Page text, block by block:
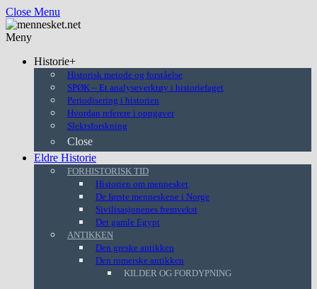
Close Menu
Meny
Historie+
Historisk metode og forståelse
SPØK – Et analyseverktøy i historiefaget
Periodisering i historien
Hvordan referere i oppgaver
Slektsforskning
Close
Eldre Historie
FORHISTORISK TID
Historien om mennesket
De første menneskene i Norge
Sivilisasjonenes fremvekst
Det gamle Egypt
ANTIKKEN
Den greske antikken
Den romerske antikken
KILDER OG FORDYPNING